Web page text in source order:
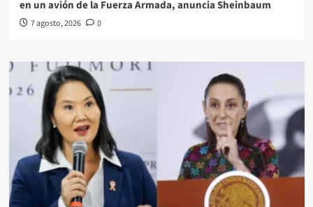
en un avión de la Fuerza Armada, anuncia Sheinbaum
7 agosto, 2026 0